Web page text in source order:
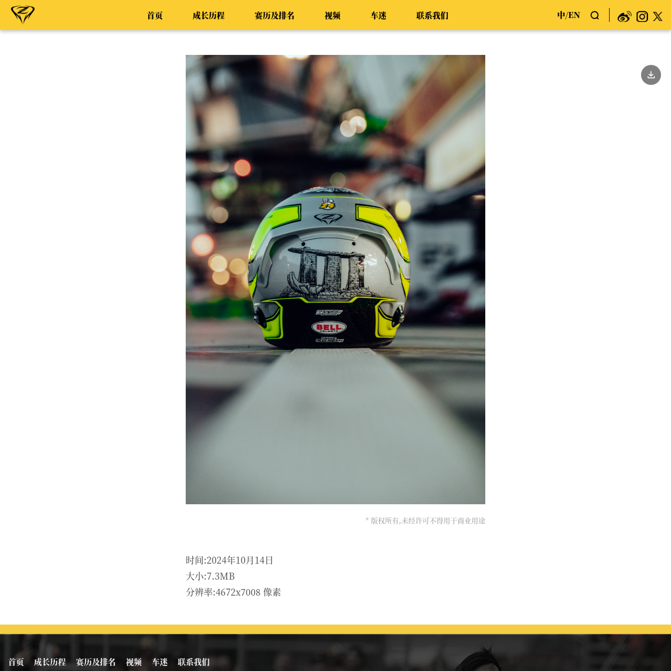
首页 成长历程 赛历及排名 视频 车迷 联系我们 中/EN
* 版权所有,未经许可不得用于商业用途
时间:2024年10月14日
大小:7.3MB
分辨率:4672x7008 像素
首页 成长历程 赛历及排名 视频 车迷 联系我们